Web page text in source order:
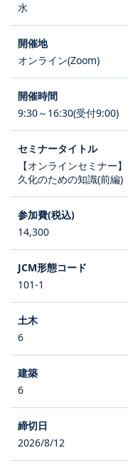
水
オンライン(Zoom)
9:30～16:30(受付9:00)
【オンラインセミナー
久化のための知識(前編)
14,300
101-1
6
6
2026/8/12